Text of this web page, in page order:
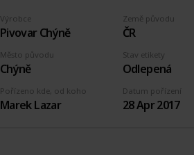
Výrobce
Pivovar Chýně
Země původu
ČR
Pořízeno kde, od koho
Marek Lazar
Stav etikety
Odlepená
Datum pořízení
28 Apr 2017
Město původu
Chýně